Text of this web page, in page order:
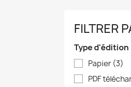
FILTRER
Type d'édition
Papier (3)
PDF